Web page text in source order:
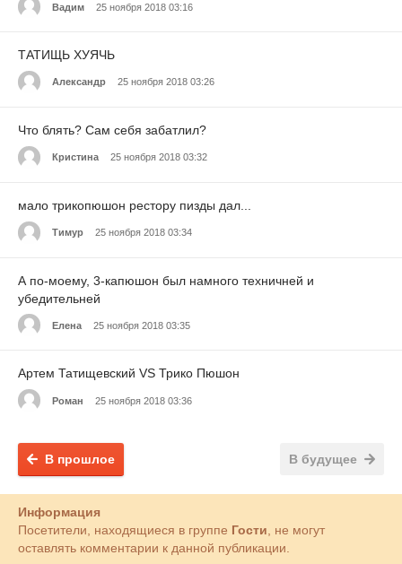
Вадим 25 ноября 2018 03:16
ТАТИЩЬ ХУЯЧЬ
Александр 25 ноября 2018 03:26
Что блять? Сам себя забатлил?
Кристина 25 ноября 2018 03:32
мало трикопюшон рестору пизды дал...
Тимур 25 ноября 2018 03:34
А по-моему, 3-капюшон был намного техничней и
убедительней
Елена 25 ноября 2018 03:35
Артем Татищевский VS Трико Пюшон
Роман 25 ноября 2018 03:36
В будущее
В прошлое
Информация
Посетители, находящиеся в группе Гости , не могут
оставлять комментарии к данной публикации.